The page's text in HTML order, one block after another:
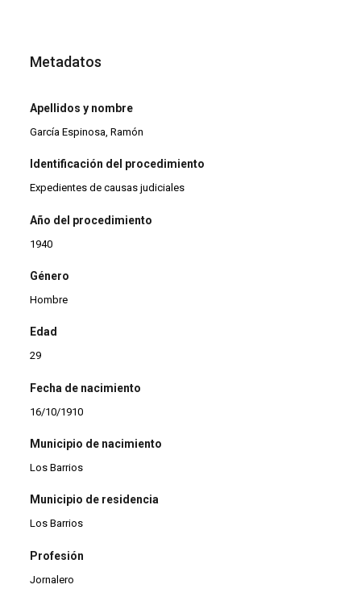
Metadatos
Apellidos y nombre
García Espinosa, Ramón
Identificación del procedimiento
Expedientes de causas judiciales
Año del procedimiento
1940
Género
Hombre
Edad
29
Fecha de nacimiento
16/10/1910
Municipio de nacimiento
Los Barrios
Municipio de residencia
Los Barrios
Profesión
Jornalero